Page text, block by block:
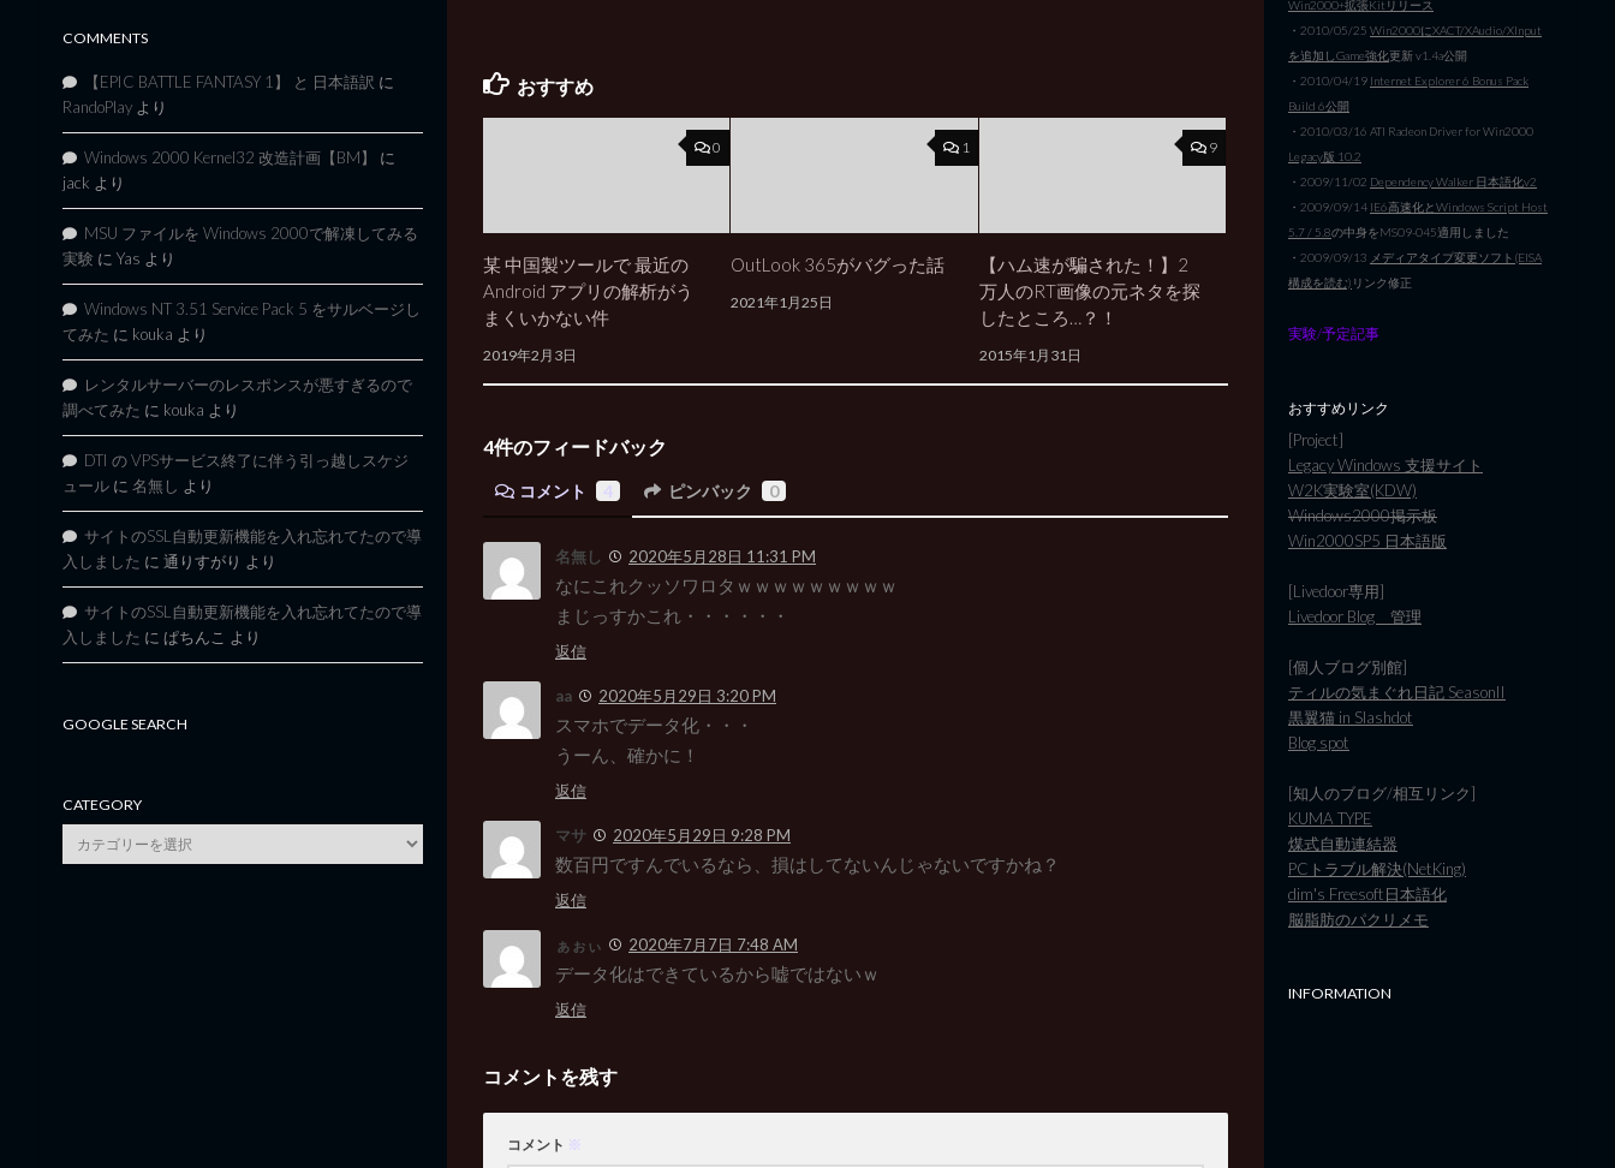
おすすめ
0
某 中国製ツールで 最近の
Android アプリの解析がう
まくいかない件
2019年2月3日
1
OutLook 365がバグった話
2021年1月25日
9
【ハム速が騙された！】2
万人のRT画像の元ネタを探
したところ…？！
2015年1月31日
4件のフィードバック
コメント ピンバック 0
名無し 2020年5月28日 11:31 PM
なにこれクッソワロタｗｗｗｗｗｗｗｗｗ
まじっすかこれ・・・・・・
返信
aa 2020年5月29日 3:20 PM
スマホでデータ化・・・
うーん、確かに！
返信
マサ 2020年5月29日 9:28 PM
数百円ですんでいるなら、損はしてないんじゃないですかね？
返信
ぁぉぃ 2020年7月7日 7:48 AM
データ化はできているから嘘ではないｗ
返信
コメントを残す
コメント ※
COMMENTS
【EPIC BATTLE FANTASY 1】 と 日本語訳 に
RandoPlay より
Windows 2000 Kernel32 改造計画【BM】
に
jack より
MSU ファイルを Windows 2000で解凍してみる
実験 に Yas より
Windows NT 3.51 Service Pack 5 をサルベージし
てみた に kouka より
レンタルサーバーのレスポンスが悪すぎるので
調べてみた に kouka より
DTI の VPSサービス終了に伴う引っ越しスケジ
ュール に 名無し より
サイトのSSL自動更新機能を入れ忘れてたので導
入しました に 通りすがり より
サイトのSSL自動更新機能を入れ忘れてたので導
入しました に ぱちんこ より
GOOGLE SEARCH
CATEGORY
category
Win2000+拡張Kitリリース
・2010/05/25 Win2000にXACT/XAudio/XInput
を追加しGame強化更新 v1.4a公開
・2010/04/19 Internet Explorer 6 Bonus Pack
Build 6公開
・2010/03/16 ATI Radeon Driver for Win2000
Legacy版 10.2
・2009/11/02 Dependency Walker 日本語化v2
・2009/09/14 IE6高速化とWindows Script Host
5.7 / 5.8の中身をMS09-045適用しました
・2009/09/13 メディアタイプ変更ソフト(EISA
構成を読む) リンク修正
実験/予定記事
おすすめリンク
[Project]
Legacy Windows 支援サイト
W2K実験室(KDW)
Windows2000掲示板
Win2000SP5 日本語版
[Livedoor専用]
Livedoor Blog 管理
[個人ブログ別館]
ティルの気まぐれ日記 SeasonII
黒翼猫 in Slashdot
Blog spot
[知人のブログ/相互リンク]
KUMA TYPE
煤式自動連結器
PCトラブル解決(NetKing)
dim's Freesoft日本語化
脳脂肪のパクリメモ
INFORMATION